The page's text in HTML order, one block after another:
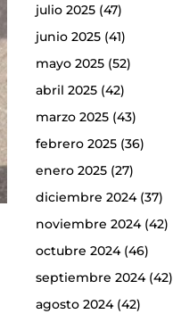
julio 2025(47)
junio 2025(41)
mayo 2025(52)
abril 2025(42)
marzo 2025(43)
febrero 2025(36)
enero 2025(27)
diciembre 2024(37)
noviembre 2024(42)
octubre 2024(46)
septiembre 2024(42)
agosto 2024(42)